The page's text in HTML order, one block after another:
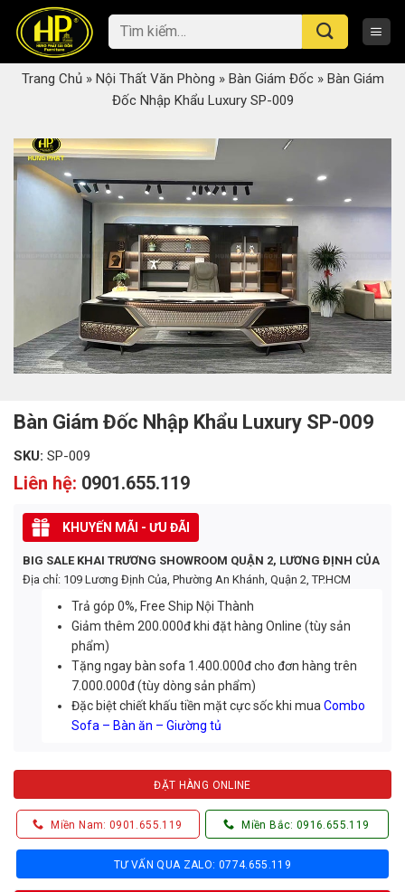
content
Tìm
kiếm:
Trang Chủ» Nội Thất Văn Phòng » Bàn Giám Đốc» Bàn Giám
Đốc Nhập Khẩu Luxury SP-009
Bàn Giám Đốc Nhập Khẩu Luxury SP-009
SKU: SP-009
Liên hệ: 0901.655.119
KHUYẾN MÃI - ƯU ĐÃI
BIG SALE KHAI TRƯƠNG SHOWROOM QUẬN 2, LƯƠNG ĐỊNH CỦA
Địa chỉ: 109 Lương Định Của, Phường An Khánh, Quận 2, TP.HCM
Trả góp 0%, Free Ship Nội Thành
Giảm thêm 200.000đ khi đặt hàng Online (tùy sản
phẩm)
Tặng ngay bàn sofa 1.400.000đ cho đơn hàng trên
7.000.000đ (tùy dòng sản phẩm)
Đặc biệt chiết khấu tiền mặt cực sốc khi muaCombo
Sofa – Bàn ăn – Giường tủ
ĐẶT HÀNG ONLINE
Miền Nam: 0901.655.119 Miền Bắc: 0916.655.119
TƯ VẤN QUA ZALO: 0774.655.119